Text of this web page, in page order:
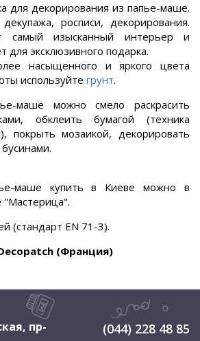
для декорирования из папье-маше.
росписи, декорирования.
самый изысканный интерьер и
для эксклюзивного подарка.
насыщенного и яркого цвета
используйте грунт.
маше можно смело раскрасить
обклеить бумагой (техника
покрыть мозаикой, декорировать
маше купить в Киеве можно в
"Мастерица".
(стандарт EN 71-3).
(Франция)
, пр-
(044) 228 48 85